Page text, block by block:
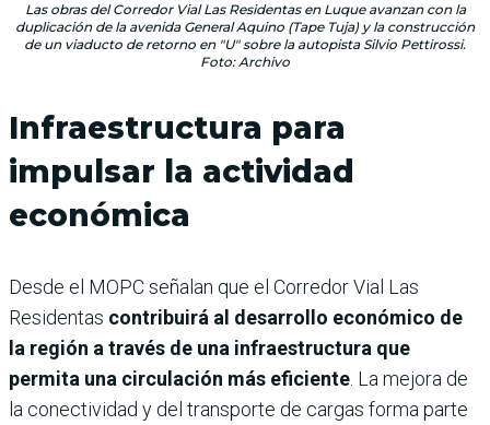
Las obras del Corredor Vial Las Residentas en Luque avanzan con la
duplicación de la avenida General Aquino (Tape Tuja) y la construcción
de un viaducto de retorno en "U" sobre la autopista Silvio Pettirossi.
Foto: Archivo
Infraestructura para
impulsar la actividad
económica
Desde el MOPC señalan que el Corredor Vial Las
Residentas contribuirá al desarrollo económico de
la región a través de una infraestructura que
permita una circulación más eficiente . La mejora de
la conectividad y del transporte de cargas forma parte